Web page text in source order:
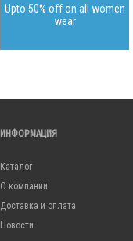
Upto 50% off on all women
wear
ИНФОРМАЦИЯ
Каталог
О компании
Доставка и оплата
Новости